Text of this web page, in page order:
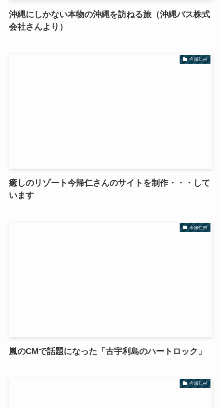
沖縄にしかない本物の沖縄を訪ねる旅（沖縄バス株式
会社さんより）
今帰仁村
癒しのリゾート今帰仁さんのサイトを制作・・・して
います
今帰仁村
嵐のCMで話題になった「古宇利島のハートロック」
今帰仁村